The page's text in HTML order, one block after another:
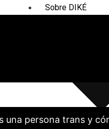
Sobre DIKÉ
una persona trans y